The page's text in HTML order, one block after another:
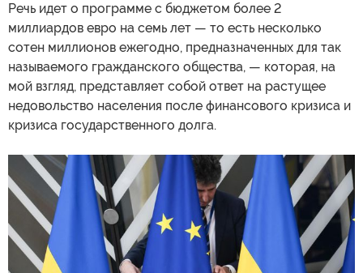
Речь идет о программе с бюджетом более 2
миллиардов евро на семь лет — то есть несколько
сотен миллионов ежегодно, предназначенных для так
называемого гражданского общества, — которая, на
мой взгляд, представляет собой ответ на растущее
недовольство населения после финансового кризиса и
кризиса государственного долга.